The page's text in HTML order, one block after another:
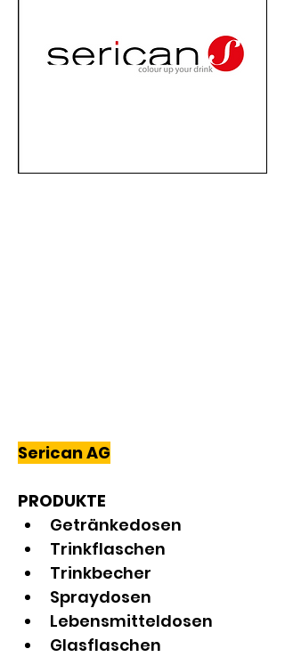
Serican AG
PRODUKTE
Getränkedosen
Trinkflaschen
Trinkbecher
Spraydosen
Lebensmitteldosen
Glasflaschen